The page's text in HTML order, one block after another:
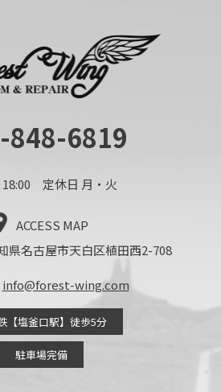
848-6819
18:00 定休日 月・火
ACCESS MAP
名古屋市天白区植田西2-708
info@forest-wing.com
【塩釜口駅】徒歩5分
駐車場完備